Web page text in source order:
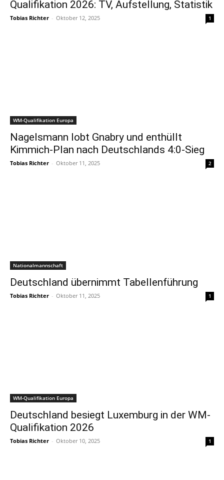
Qualifikation 2026: TV, Aufstellung, Statistik
Tobias Richter - Oktober 12, 2025 1
WM-Qualifikation Europa
Nagelsmann lobt Gnabry und enthüllt
Kimmich-Plan nach Deutschlands 4:0-Sieg
Tobias Richter - Oktober 11, 2025 2
Nationalmannschaft
Deutschland übernimmt Tabellenführung
Tobias Richter - Oktober 11, 2025 1
WM-Qualifikation Europa
Deutschland besiegt Luxemburg in der WM-
Qualifikation 2026
Tobias Richter - Oktober 10, 2025 1